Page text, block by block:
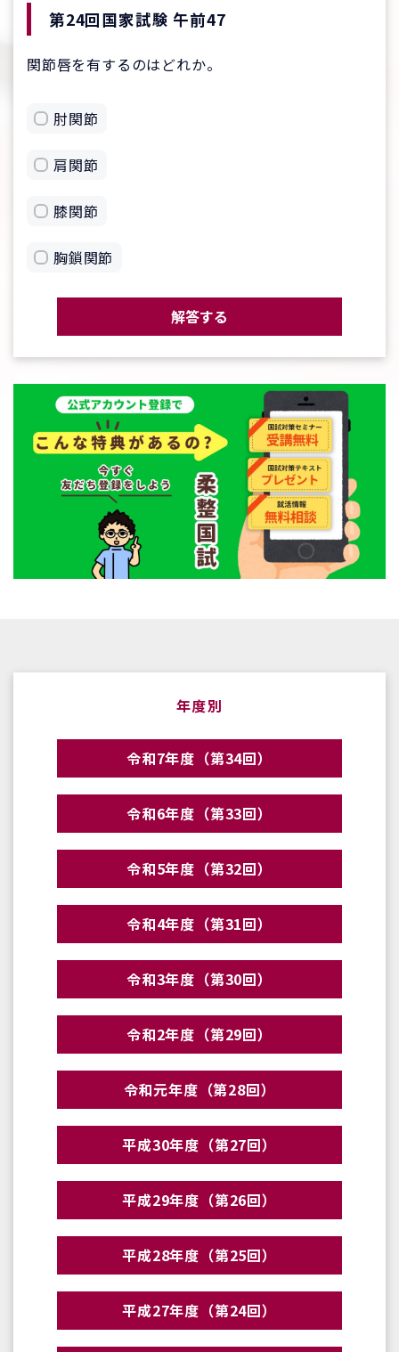
第24回国家試験 午前47
関節唇を有するのはどれか。
肘関節
肩関節
膝関節
胸鎖関節
解答する
年度別
令和7年度（第34回）
令和6年度（第33回）
令和5年度（第32回）
令和4年度（第31回）
令和3年度（第30回）
令和2年度（第29回）
令和元年度（第28回）
平成30年度（第27回）
平成29年度（第26回）
平成28年度（第25回）
平成27年度（第24回）